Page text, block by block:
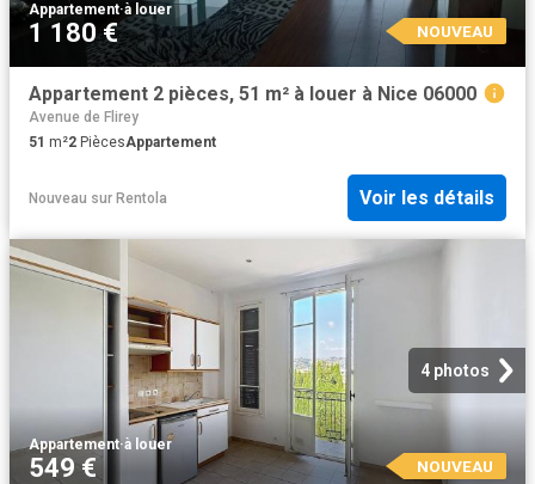
Appartement·à louer
1 180 € NOUVEAU
Appartement 2 pièces, 51 m² à louer à Nice 06000
Avenue de Flirey
51 m²2 PiècesAppartement
Nouveau sur Rentola Voir les détails
4 photos
Appartement·à louer
549 € NOUVEAU